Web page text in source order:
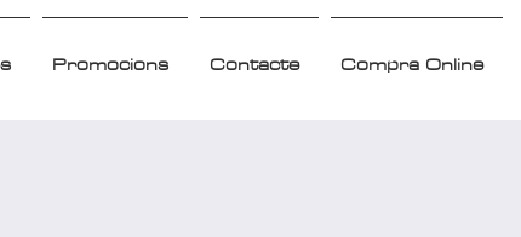
Promocions Contacte Compra Online